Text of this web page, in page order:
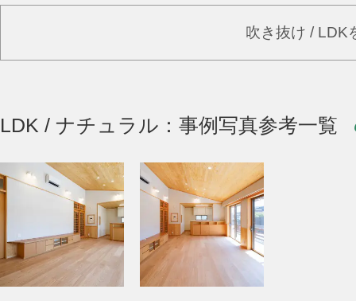
吹き抜け / LDK
LDK / ナチュラル：事例写真参考一覧